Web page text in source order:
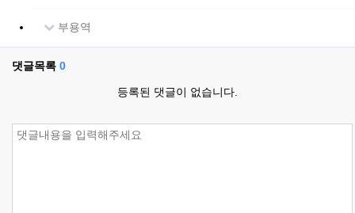
부용역
댓글목록 0
등록된 댓글이 없습니다.